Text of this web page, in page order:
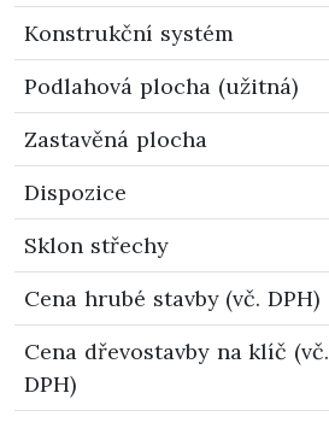
Konstrukční systém
Podlahová plocha (užitná)
Zastavěná plocha
Dispozice
Sklon střechy
Cena hrubé stavby (vč. DPH)
Cena dřevostavby na klíč (vč.
DPH)